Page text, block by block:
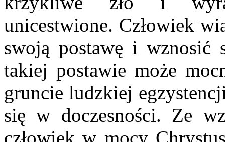
unicestwione. Człowiek
swoją postawę i wznosić
takiej postawie może
gruncie ludzkiej
się w doczesności. Ze
człowiek w mocy